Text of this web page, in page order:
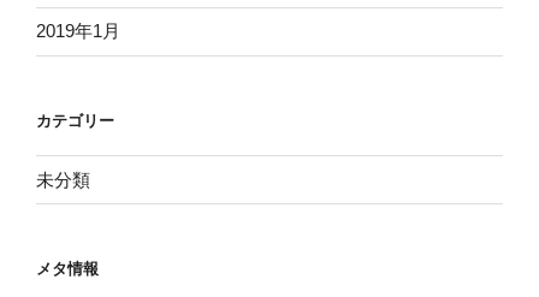
2019年1月
カテゴリー
未分類
メタ情報